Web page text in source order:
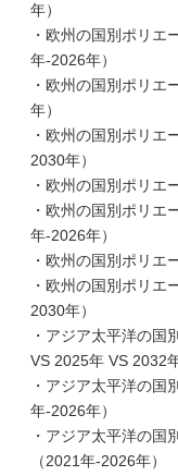
年）
・欧州の国別ポリエ
年-2026年）
・欧州の国別ポリエ
年）
・欧州の国別ポリエ
2030年）
・欧州の国別ポリエ
・欧州の国別ポリエ
年-2026年）
・欧州の国別ポリエ
・欧州の国別ポリエ
2030年）
・アジア太平洋の国
VS 2025年 VS 2032
・アジア太平洋の国
年-2026年）
・アジア太平洋の国
（2021年-2026年）